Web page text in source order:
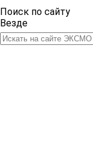
Поиск по сайту
Везде